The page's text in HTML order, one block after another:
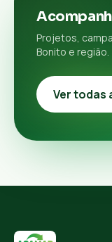
Projetos,
Bonito e região.
Ver todas